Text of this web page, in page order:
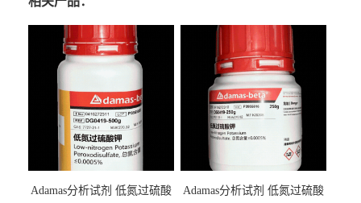
Adamas分析试剂 低氮过硫酸
Adamas分析试剂 低氮过硫酸